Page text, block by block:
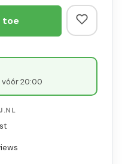
toe
vóór 20:00